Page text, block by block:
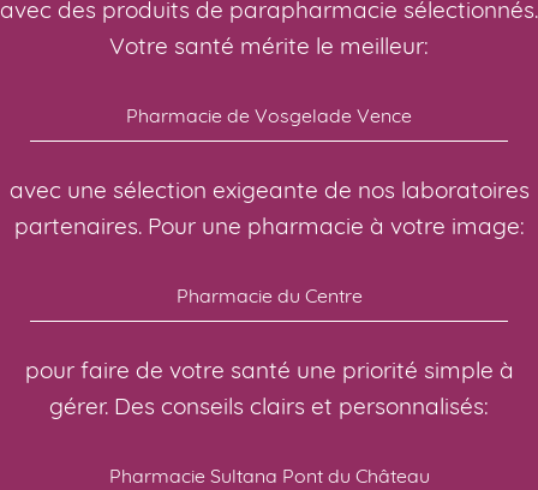
avec des produits de parapharmacie sélectionnés.
Votre santé mérite le meilleur:
Pharmacie de Vosgelade Vence
avec une sélection exigeante de nos laboratoires
partenaires. Pour une pharmacie à votre image:
Pharmacie du Centre
pour faire de votre santé une priorité simple à
gérer. Des conseils clairs et personnalisés:
Pharmacie Sultana Pont du Château